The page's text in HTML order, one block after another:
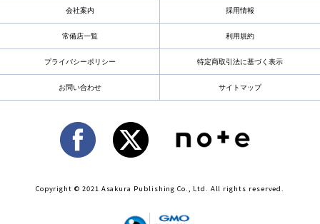
会社案内 採用情報
常備店一覧 利用規約
プライバシーポリシー 特定商取引法に基づく表示
お問い合わせ サイトマップ
Copyright © 2021 Asakura Publishing Co., Ltd. All rights reserved.